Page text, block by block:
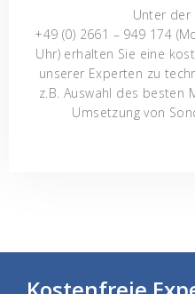
Unter der
+49 (0) 2661 – 949 174
Uhr) erhalten Sie eine
unserer Experten zu
z.B. Auswahl des besten
Umsetzung von